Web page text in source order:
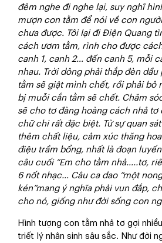
đêm nghe đi nghe lại, suy nghĩ
mượn con tằm để nói về con
chưa được. Tôi lại đi Điện Quang
cách ươm tằm, rình cho được
canh 1, canh 2… đến canh 5, mỗi
nhau. Trời dông phải thắp đèn
tằm sẽ giật mình chết, rồi phải bỏ
bị muỗi cắn tằm sẽ chết. Chăm
sẽ cho tơ đàng hoàng cách nhả tơ
chữ chi rất đặc biệt. Từ sự quan
thêm chất liệu, cảm xúc thăng
điệu trầm bổng, nhất là đoạn
câu cuối “Em cho tằm nhả…..tơ,
6 nốt nhạc… Câu ca dao “một
kén”mang ý nghĩa phải vun đắp,
cho nó, giống như đời sống con
Hình tượng con tằm nhả tơ gợi
triết lý nhân sinh sâu sắc. Như đời